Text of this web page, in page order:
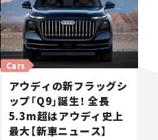
アウディの新フラッグシ
ップ「Q9」誕生！ 全長
5.3m超はアウディ史上
最大【新車ニュース】
Cars